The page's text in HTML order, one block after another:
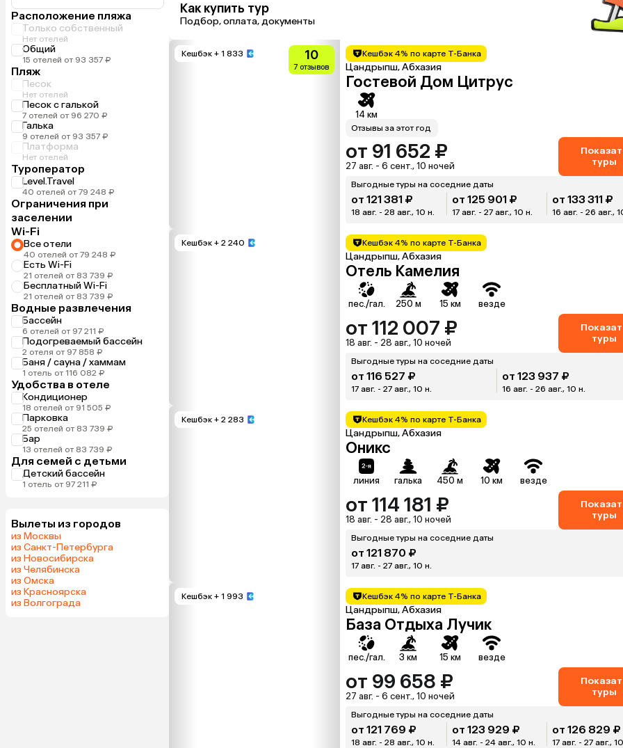
Расположение пляжа
Только собственный
Нет отелей
Общий
15 отелей от 93 357 ₽
Пляж
Песок
Нет отелей
Песок с галькой
7 отелей от 96 270 ₽
Галька
9 отелей от 93 357 ₽
Платформа
Нет отелей
Туроператор
Level.Travel
40 отелей от 79 248 ₽
Ограничения при
заселении
Wi-Fi
Все отели
40 отелей от 79 248 ₽
Есть Wi-Fi
21 отелей от 83 739 ₽
Бесплатный Wi-Fi
21 отелей от 83 739 ₽
Водные развлечения
Бассейн
6 отелей от 97 211 ₽
Подогреваемый бассейн
2 отеля от 97 858 ₽
Баня / сауна / хаммам
1 отель от 116 082 ₽
Удобства в отеле
Кондиционер
18 отелей от 91 505 ₽
Парковка
25 отелей от 83 739 ₽
Бар
13 отелей от 83 739 ₽
Для семей с детьми
Детский бассейн
1 отель от 97 211 ₽
Вылеты из городов
из Москвы
из Санкт-Петербурга
из Новосибирска
из Челябинска
из Омска
из Красноярска
из Волгограда
Как купить тур
Подбор, оплата, документы
Кешбэк + 1 833 10
7 отзывов
Кешбэк 4% по карте Т-Банка
Цандрыпш, Абхазия
Гостевой Дом Цитрус
14 км
Отзывы за этот год
от 91 652 ₽
27 авг. - 6 сент., 10 ночей
туры
Выгодные туры на соседние даты
от 121 381 ₽
18 авг. - 28 авг., 10 н.
от 125 901 ₽
17 авг. - 27 авг., 10 н.
от 133 311 ₽
16 авг. - 26 авг.,
Кешбэк + 2 240 Кешбэк 4% по карте Т-Банка
Цандрыпш, Абхазия
Отель Камелия
пес./гал. 250 м 15 км везде
от 112 007 ₽
18 авг. - 28 авг., 10 ночей
туры
Выгодные туры на соседние даты
от 116 527 ₽
17 авг. - 27 авг., 10 н.
от 123 937 ₽
16 авг. - 26 авг., 10 н.
Кешбэк + 2 283 Кешбэк 4% по карте Т-Банка
Цандрыпш, Абхазия
Оникс
линия галька 450 м 10 км везде
от 114 181 ₽
18 авг. - 28 авг., 10 ночей
туры
Выгодные туры на соседние даты
от 121 870 ₽
17 авг. - 27 авг., 10 н.
Кешбэк + 1 993 Кешбэк 4% по карте Т-Банка
Цандрыпш, Абхазия
База Отдыха Лучик
пес./гал. 3 км 15 км везде
от 99 658 ₽
27 авг. - 6 сент., 10 ночей
туры
Выгодные туры на соседние даты
от 121 769 ₽
18 авг. - 28 авг., 10 н.
от 123 929 ₽
14 авг. - 24 авг., 10 н.
от 126 829 ₽
17 авг. - 27 авг.,